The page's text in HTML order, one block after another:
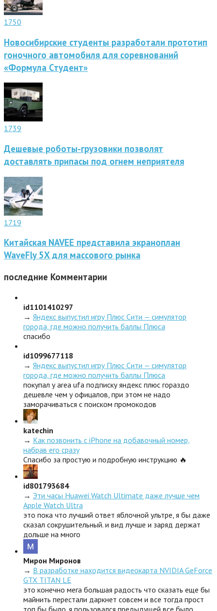
1750
Новосибирские студенты разработали прототип
гоночного автомобиля для соревнований
«Формула Студент»
1739
Дешевые роботы-грузовики позволят
доставлять припасы под огнем неприятеля
1719
Китайская NAVEE представила экраноплан
WaveFly 5X для массового рынка
последние Комментарии
id1101410297
→ Яндекс выпустил игру Плюс Сити — симулятор
города, где можно получить баллы Плюса
спасибо
id1099677118
→ Яндекс выпустил игру Плюс Сити — симулятор
города, где можно получить баллы Плюса
покупал у area ufa подписку яндекс плюс гораздо
дешевле чем у офицалов, при этом не надо
заморачиваться с поиском промокодов
katechin
→ Как позвонить с iPhone на добавочный номер,
набрав его сразу
Спасибо за простую и подробную инструкцию 🔥
id801793684
→ Эти часы Huawei Watch Ultimate даже лучше чем
Apple Watch Ultra
это пока что лучший ответ яблочной ультре, я бы даже
сказал сокрушительный. и вид лучше и заряд держат
дольше на много
Мирон Миронов
→ В разработке находится видеокарта NVIDIA GeForce
GTX TITAN LE
это конечно мега большая радость что сказать еще бы
майнить перестали даркнет совсем и все тогда прост
топ бы было. я пользовался предыдущей все было